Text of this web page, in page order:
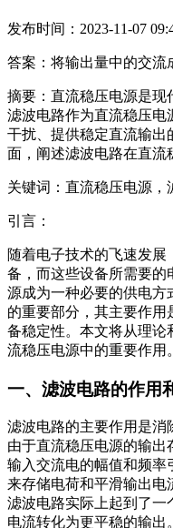
发布时间：2023-11-07
答案：将输出量中的交流
摘要：直流稳压电源是现
滤波电路作为直流稳压电
干扰、提供稳定直流输出
面，阐述滤波电路在直流
关键词：直流稳压电源，
引言：
随着电子技术的飞速发
备，而这些设备所需要的
源成为一种必要的供电方
的重要部分，其主要作
备稳定性。本文将从理论
流稳压电源中的重要作用。
一、滤波电路的作用
滤波电路的主要作用是消
由于直流稳压电源的输出
输入交流电的幅值和频率
来存储电荷和平滑输出电
滤波电路实际上起到了一
电流转化为更平稳的输出。